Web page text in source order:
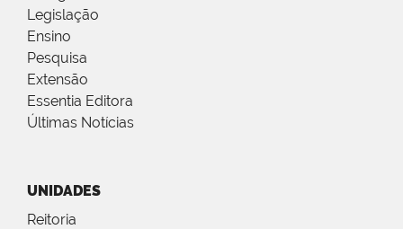
Legislação
Ensino
Pesquisa
Extensão
Essentia Editora
Últimas Notícias
UNIDADES
Reitoria